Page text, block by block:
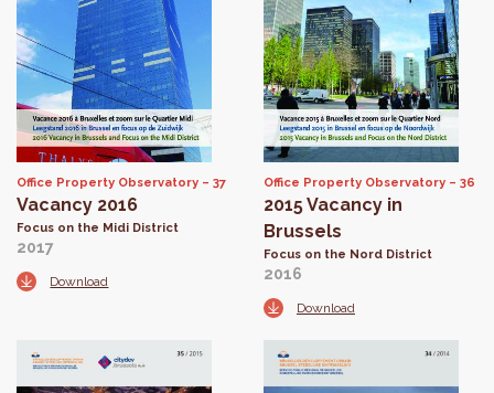
Office Property Observatory 37
Vacancy 2016
Focus on the Midi District
2017
Download
Office Property Observatory 36
2015 Vacancy in
Brussels
Focus on the Nord District
2016
Download